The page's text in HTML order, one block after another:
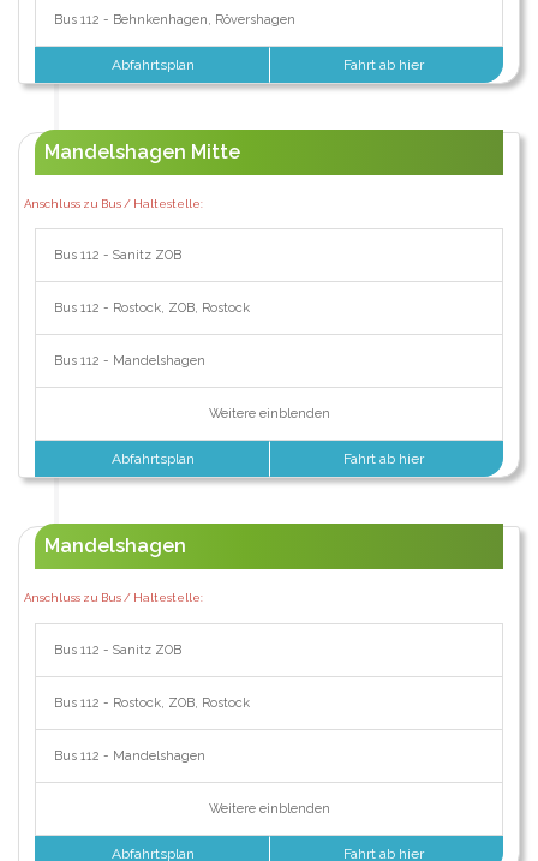
Bus 112 - Behnkenhagen, Rövershagen
Abfahrtsplan Fahrt ab hier
Mandelshagen Mitte
Anschluss zu Bus / Haltestelle:
Bus 112 - Sanitz ZOB
Bus 112 - Rostock, ZOB, Rostock
Bus 112 - Mandelshagen
Weitere einblenden
Abfahrtsplan Fahrt ab hier
Mandelshagen
Anschluss zu Bus / Haltestelle:
Bus 112 - Sanitz ZOB
Bus 112 - Rostock, ZOB, Rostock
Bus 112 - Mandelshagen
Weitere einblenden
Abfahrtsplan Fahrt ab hier